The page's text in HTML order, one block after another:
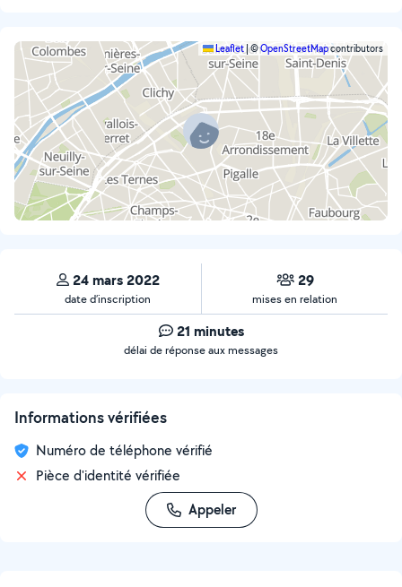
Leaflet|©OpenStreetMapcontributors
24 mars 2022
date d’inscription
29
mises en relation
21 minutes
délai de réponse aux messages
Informations vérifiées
Numéro de téléphone vérifié
Pièce d'identité vérifiée
Appeler